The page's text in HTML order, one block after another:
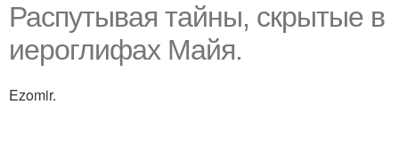
Распутывая тайны, скрытые в
иероглифах Майя.
Ezomir.